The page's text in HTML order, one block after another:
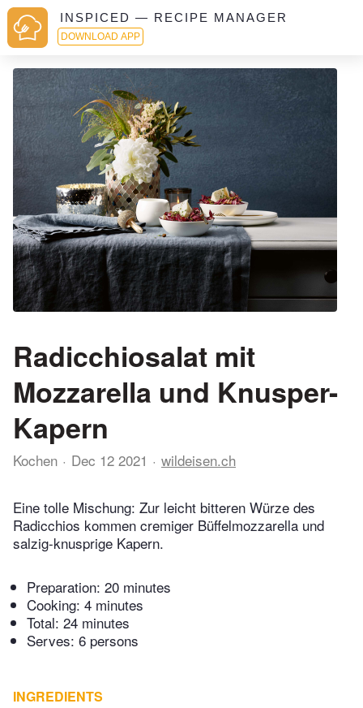
INSPICED — RECIPE MANAGER
DOWNLOAD APP
Radicchiosalat mit
Mozzarella und Knusper-
Kapern
Kochen Dec 12 2021 wildeisen.ch
Eine tolle Mischung: Zur leicht bitteren Würze des
Radicchios kommen cremiger Büffelmozzarella und
salzig-knusprige Kapern.
Preparation: 20 minutes
Cooking: 4 minutes
Total: 24 minutes
Serves: 6 persons
INGREDIENTS